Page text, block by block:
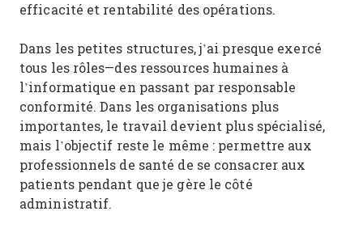
efficacité et rentabilité des opérations.
Dans les petites structures, j’ai presque exercé
tous les rôles—des ressources humaines à
l’informatique en passant par responsable
conformité. Dans les organisations plus
importantes, le travail devient plus spécialisé,
mais l’objectif reste le même : permettre aux
professionnels de santé de se consacrer aux
patients pendant que je gère le côté
administratif.